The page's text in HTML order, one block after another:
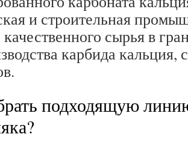
и строительная
качественного сырья в
карбида кальция,
подходящую